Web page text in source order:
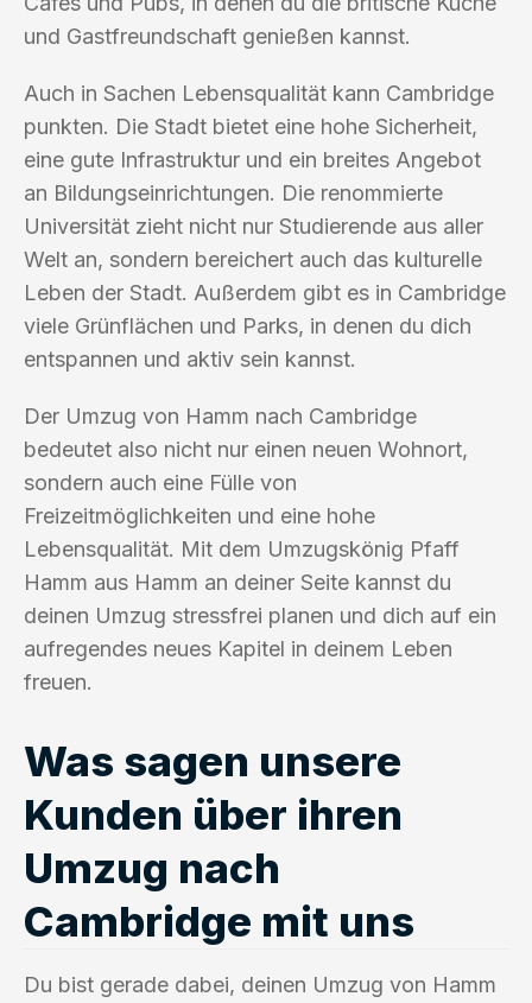
und Gastfreundschaft genießen kannst.
Auch in Sachen Lebensqualität kann Cambridge
punkten. Die Stadt bietet eine hohe Sicherheit,
eine gute Infrastruktur und ein breites Angebot
an Bildungseinrichtungen. Die renommierte
Universität zieht nicht nur Studierende aus aller
Welt an, sondern bereichert auch das kulturelle
Leben der Stadt. Außerdem gibt es in Cambridge
viele Grünflächen und Parks, in denen du dich
entspannen und aktiv sein kannst.
Der Umzug von Hamm nach Cambridge
bedeutet also nicht nur einen neuen Wohnort,
sondern auch eine Fülle von
Freizeitmöglichkeiten und eine hohe
Lebensqualität. Mit dem Umzugskönig Pfaff
Hamm aus Hamm an deiner Seite kannst du
deinen Umzug stressfrei planen und dich auf ein
aufregendes neues Kapitel in deinem Leben
freuen.
Was sagen unsere
Kunden über ihren
Umzug nach
Cambridge mit uns
Du bist gerade dabei, deinen Umzug von Hamm